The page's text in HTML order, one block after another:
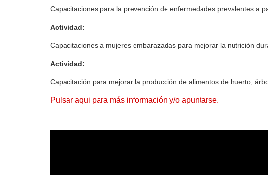
Capacitaciones para la prevención de enfermedades prevalentes a
Actividad:
Capacitaciones a mujeres embarazadas para mejorar la nutrición
Actividad:
Capacitación para mejorar la producción de alimentos de huerto,
Pulsar aqui para más información y/o apuntarse.